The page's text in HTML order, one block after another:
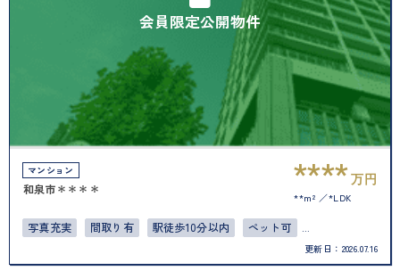
会員限定公開物件
マンション
和泉市＊＊＊＊ **** 万円
**m² *LDK
写真充実 間取り有 駅徒歩10分以内
ペット可
更新日： 2026.07.16